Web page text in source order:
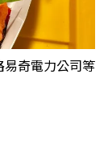
奇電力公司等